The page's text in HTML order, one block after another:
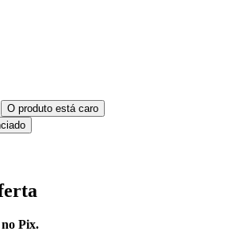
O produto está caro
no Pix.